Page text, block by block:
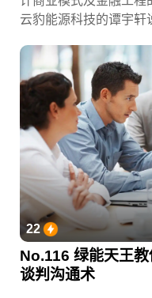
云豹能源科技的谭宇轩
起来却非常复杂，有
工过程。如果有人能进
方法学，提高你的成功
22
No.116 绿能天王
谈判沟通术